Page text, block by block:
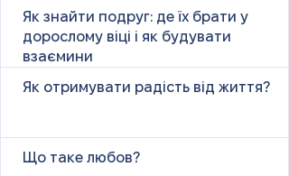
Як знайти подруг: де їх брати у
дорослому віці і як будувати
взаємини
Як отримувати радість від життя?
Що таке любов?